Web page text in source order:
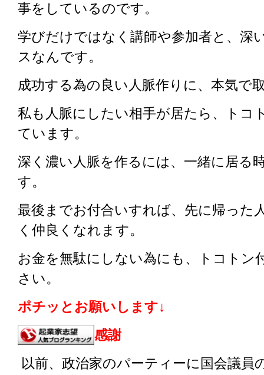
事をしているのです。
学びだけではなく講師や参加者と、深
スなんです。
成功する為の良い人脈作りに、本気で
私も人脈にしたい相手が居たら、トコ
ています。
深く濃い人脈を作るには、一緒に居る
す。
最後までお付合いすれば、先に帰った
く仲良くなれます。
お金を無駄にしない為にも、トコトン
さい。
ポチッとお願いします↓
感謝
以前、政治家のパーティーに国会議員